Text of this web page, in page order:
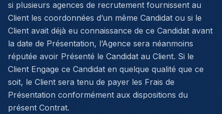
si plusieurs agences de recrutement fournissent au
Client les coordonnées d’un même Candidat ou si le
Client avait déjà eu connaissance de ce Candidat avant
la date de Présentation, l’Agence sera néanmoins
réputée avoir Présenté le Candidat au Client. Si le
Client Engage ce Candidat en quelque qualité que ce
soit, le Client sera tenu de payer les Frais de
Présentation conformément aux dispositions du
présent Contrat.